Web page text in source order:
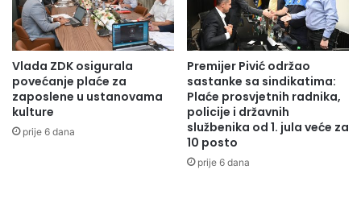
Vlada ZDK osigurala
povećanje plaće za
zaposlene u ustanovama
kulture
prije 6 dana
Premijer Pivić održao
sastanke sa sindikatima:
Plaće prosvjetnih radnika,
policije i državnih
službenika od 1. jula veće za
10 posto
prije 6 dana